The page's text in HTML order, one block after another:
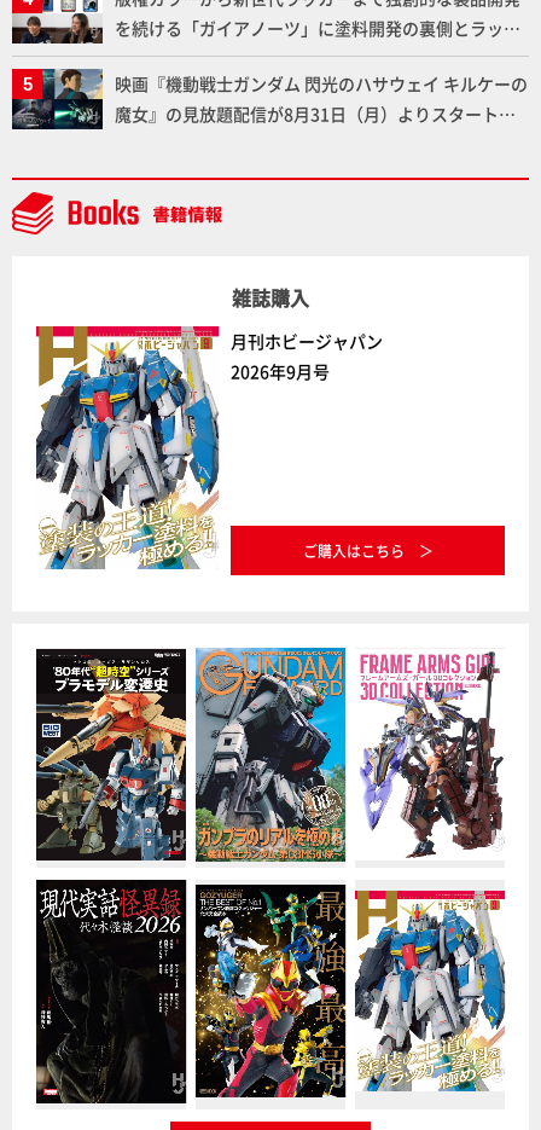
を続ける「ガイアノーツ」に塗料開発の裏側とラッカ
ー塗料の未来についてインタビュー！
映画『機動戦士ガンダム 閃光のハサウェイ キルケーの
魔女』の見放題配信が8月31日（月）よりスタート！
雑誌購入
月刊ホビージャパン
2026年9月号
ご購入はこちら